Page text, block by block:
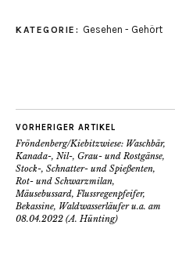
KATEGORIE: Gesehen - Gehört
VORHERIGER ARTIKEL
Fröndenberg/Kiebitzwiese: Waschbär,
Kanada-, Nil-, Grau- und Rostgänse,
Stock-, Schnatter- und Spießenten,
Rot- und Schwarzmilan,
Mäusebussard, Flussregenpfeifer,
Bekassine, Waldwasserläufer u.a. am
08.04.2022 (A. Hünting)